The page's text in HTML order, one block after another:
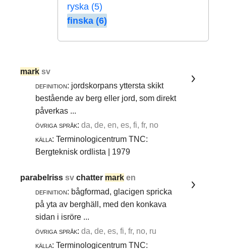
ryska (5)
finska (6)
mark sv
definition: jordskorpans yttersta skikt
bestående av berg eller jord, som direkt
påverkas ...
övriga språk: da, de, en, es, fi, fr, no
källa: Terminologicentrum TNC:
Bergteknisk ordlista | 1979
parabelrisssvchatter mark en
definition: bågformad, glacigen spricka
på yta av berghäll, med den konkava
sidan i isröre ...
övriga språk: da, de, es, fi, fr, no, ru
källa: Terminologicentrum TNC: